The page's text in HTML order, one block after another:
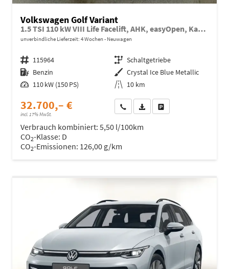
Volkswagen Golf Variant
1.5 TSI 110 kW VIII Life Facelift, AHK, easyOpen, Kamera
unverbindliche Lieferzeit: 4 Wochen Neuwagen
Fahrzeugnr. 115964 Getriebe Schaltgetriebe
Kraftstoff Benzin Außenfarbe Crystal Ice Blue Metallic
Leistung 110 kW (150 PS) Kilometerstand 10 km
32.700,– €
incl. 17% MwSt.
Wir rufen Sie anFahrzeugexposé (PDF)
Verbrauch kombiniert: 5,50 l/100km
CO2-Klasse: D
CO2-Emissionen: 126,00 g/km